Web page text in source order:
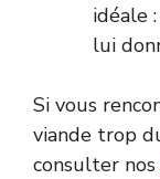
idéale
lui
Si vous
viande trop
consulter nos